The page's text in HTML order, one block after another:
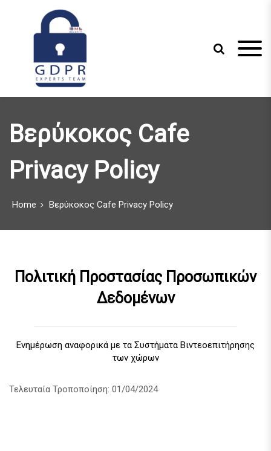
o GDPR Experts
Team
Βερύκοκος Cafe
Privacy Policy
Home Βερύκοκος Cafe Privacy Policy
Πολιτική Προστασίας Προσωπικών
Δεδομένων
Ενημέρωση αναφορικά με τα Συστήματα Βιντεοεπιτήρησης
των χώρων
Τελευταία Τροποποίηση: 01/04/2024